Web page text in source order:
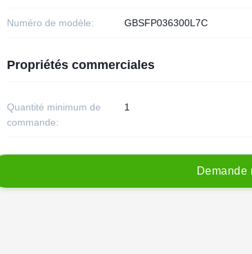
Numéro de modèle: GBSFP036300L7C
Propriétés commerciales
Quantité minimum de
commande:
1
Demande